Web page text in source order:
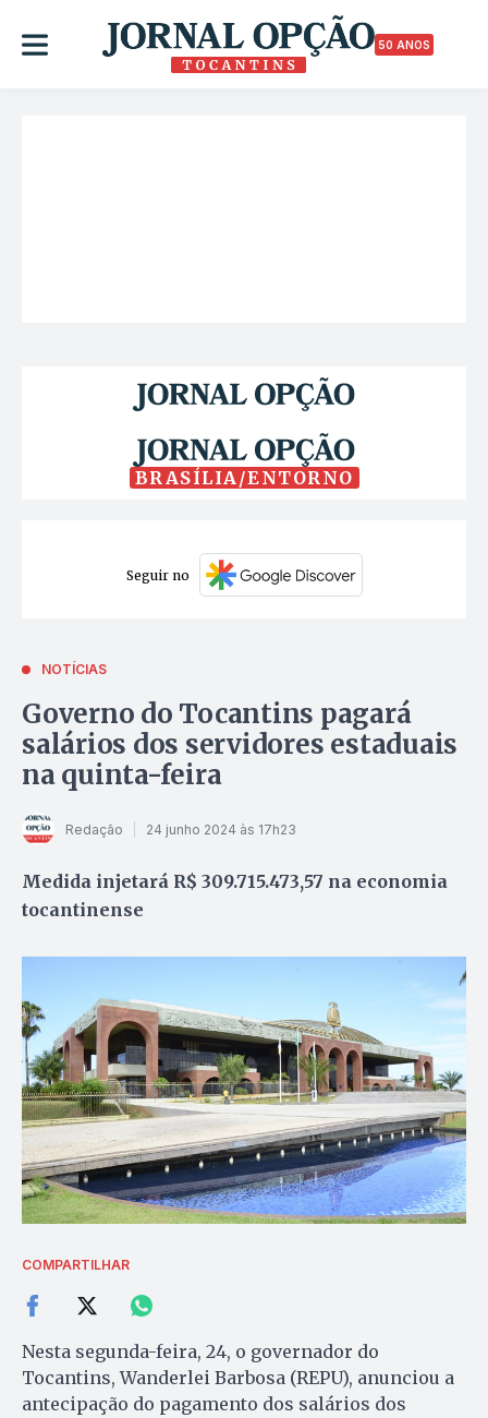
50 ANOS
BRASÍLIA/ENTORNO
Seguir no
NOTÍCIAS
Governo do Tocantins pagará
salários dos servidores estaduais
na quinta-feira
Redação 24 junho 2024 às 17h23
Medida injetará R$ 309.715.473,57 na economia
tocantinense
COMPARTILHAR
Nesta segunda-feira, 24, o governador do
Tocantins, Wanderlei Barbosa (REPU), anunciou a
antecipação do pagamento dos salários dos